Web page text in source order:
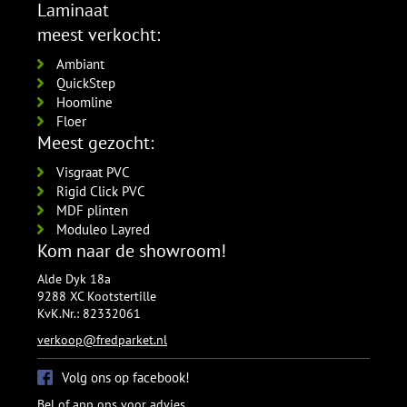
Laminaat
meest verkocht:
Ambiant
QuickStep
Hoomline
Floer
Meest gezocht:
Visgraat PVC
Rigid Click PVC
MDF plinten
Moduleo Layred
Kom naar de showroom!
Alde Dyk 18a
9288 XC Kootstertille
KvK.Nr.: 82332061
verkoop@fredparket.nl
Volg ons op facebook!